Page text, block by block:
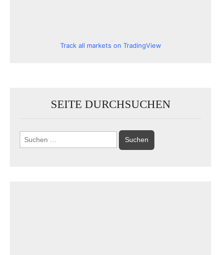
Track all markets on TradingView
SEITE DURCHSUCHEN
Suchen
nach: